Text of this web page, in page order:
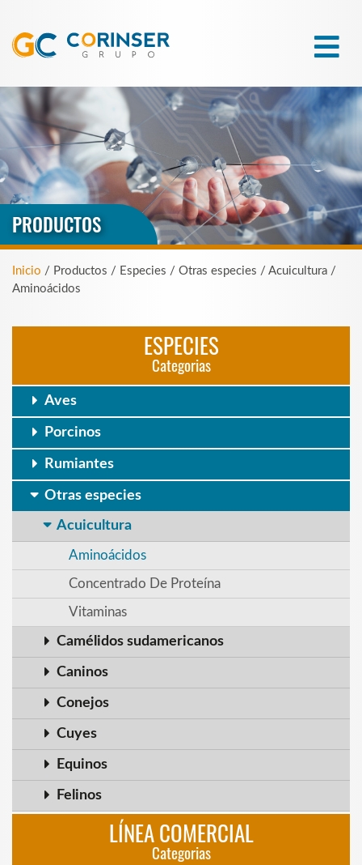
PRODUCTOS
Inicio / Productos / Especies / Otras especies / Acuicultura /
Aminoácidos
ESPECIES
Categorias
Aves
Porcinos
Rumiantes
Otras especies
Acuicultura
Aminoácidos
Concentrado De Proteína
Vitaminas
Camélidos sudamericanos
Caninos
Conejos
Cuyes
Equinos
Felinos
LÍNEA COMERCIAL
Categorias